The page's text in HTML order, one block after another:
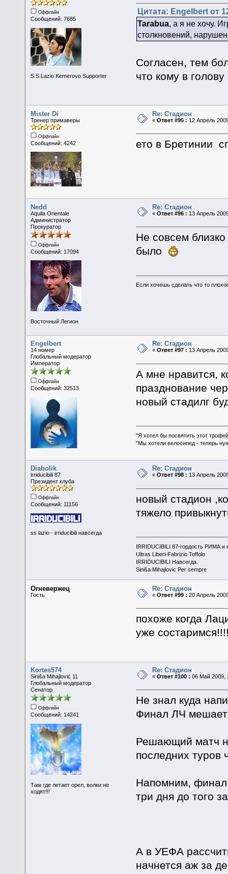
Оффлайн
Сообщений: 7685
S.S.Lazio Kemerovo Supporter
Цитата: Engelbert от
Tarabua, а я не хочу.
столкновений,
Согласен, тем
что кому в голову
Mister Di
Тренер примаверы
Оффлайн
Сообщений: 4242
Re: Стадион
«Ответ #95 : 12 Апрель
ето в Бретинии
Nedd
Aquila Orientale
Администратор
Прокуратор
Оффлайн
Сообщений: 17094
Восточный Легион
Re: Стадион
«Ответ #96 : 13 Апрель
Не совсем
было
Если хочешь сделать что то
Engelbert
14 номер
Глобальный модератор
Император
Оффлайн
Сообщений: 32513
Re: Стадион
«Ответ #97 : 13 Апрель
А мне нравится,
празднование
новый стадилг
"Я хотел бы посвятить этот
"Мы хотели велосипед - теперь
Diabolik
irriducibili 87
Президент клуба
Оффлайн
Сообщений: 11156
ss lazio - irriducibili навсегда
Re: Стадион
«Ответ #98 : 13 Апрель
новый стадион
тяжело
IRRIDUCIBILI 87-гордость РИМА и
Ultras Liberi-Fabrizio Toffolo
IRRIDUCIBILI Навсегда.
Siniša Mihajlovic Per sempre
Огневержец
Гость
Re: Стадион
«Ответ #99 : 20 Апрель
похоже когда
уже
Kortes574
Siniša Mihajlović 11
Глобальный модератор
Сенатор
Оффлайн
Сообщений: 14241
Там где летает орел, волки не
ходят!!!
Re: Стадион
«Ответ #100 : 06 Май 2009,
Не знал куда
Финал ЛЧ мешает
Решающий матч
последних туров
Напомним, финал
три дня до того
А в УЕФА
начнется аж за